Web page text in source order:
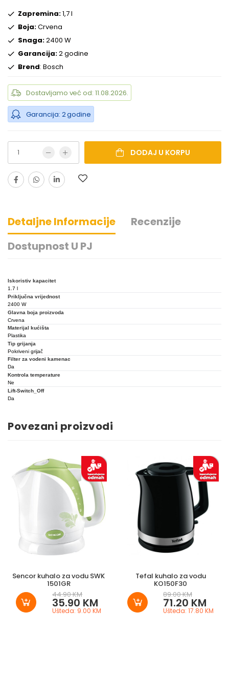
Zapremina:1,7 l
Boja:Crvena
Snaga:2400 W
Garancija:2 godine
Brend: Bosch
Dostavljamo već od: 11.08.2026.
Garancija: 2 godine
DODAJ U KORPU
Detaljne Informacije
Recenzije
Dostupnost U PJ
Iskoristiv kapacitet
1.7 l
Priključna vrijednost
2400 W
Glavna boja proizvoda
Crvena
Materijal kućišta
Plastika
Tip grijanja
Pokriveni grijač
Filter za vodeni kamenac
Da
Kontrola temperature
Ne
Lift-Switch_Off
Da
Povezani proizvodi
Sencor kuhalo za vodu SWK
1501GR
44.90 KM
35.90 KM
Ušteda: 9.00 KM
Tefal kuhalo za vodu
KO150F30
89.00 KM
71.20 KM
Ušteda: 17.80 KM